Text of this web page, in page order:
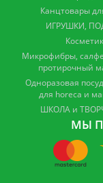
Канцтовары
ИГРУШКИ,
Микрофибры,
протирочный
Одноразовая
для horeca и
ШКОЛА и
МЫ